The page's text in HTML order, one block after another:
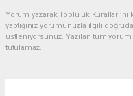
Yorum yazarak Topluluk
yaptığınız yorumunuzla ilgili
üstleniyorsunuz. Yazılan tüm
tutulamaz.